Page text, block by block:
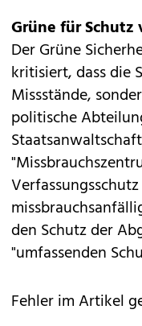
Grüne für
Der Grüne
kritisiert, dass die
Missstände,
politische
den Schutz der
"umfassenden
Fehler im Artikel